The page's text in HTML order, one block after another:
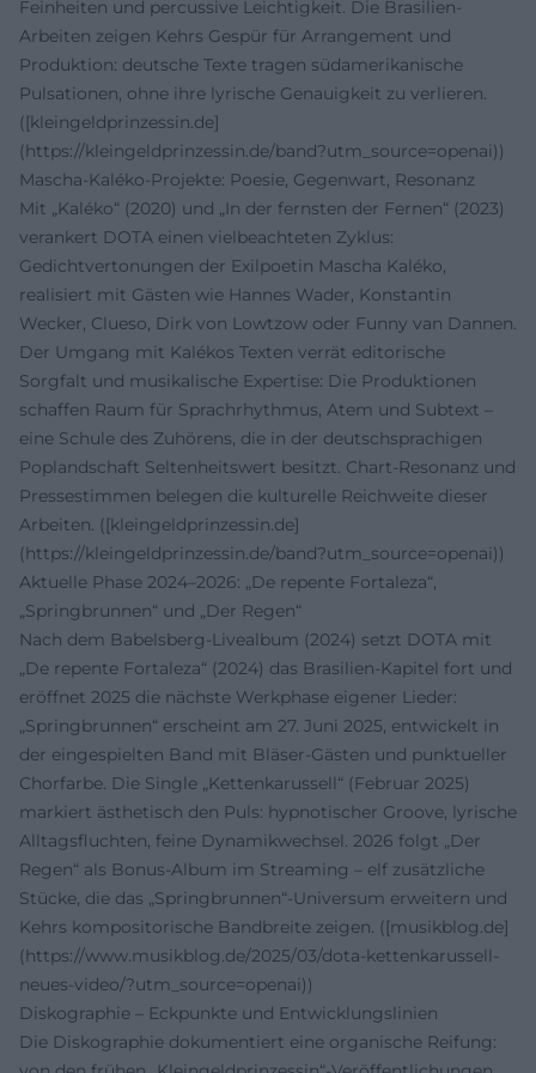
Feinheiten und percussive Leichtigkeit. Die Brasilien-
Arbeiten zeigen Kehrs Gespür für Arrangement und
Produktion: deutsche Texte tragen südamerikanische
Pulsationen, ohne ihre lyrische Genauigkeit zu verlieren.
([kleingeldprinzessin.de]
(https://kleingeldprinzessin.de/band?utm_source=openai))
Mascha-Kaléko-Projekte: Poesie, Gegenwart, Resonanz
Mit „Kaléko“ (2020) und „In der fernsten der Fernen“ (2023)
verankert DOTA einen vielbeachteten Zyklus:
Gedichtvertonungen der Exilpoetin Mascha Kaléko,
realisiert mit Gästen wie Hannes Wader, Konstantin
Wecker, Clueso, Dirk von Lowtzow oder Funny van Dannen.
Der Umgang mit Kalékos Texten verrät editorische
Sorgfalt und musikalische Expertise: Die Produktionen
schaffen Raum für Sprachrhythmus, Atem und Subtext –
eine Schule des Zuhörens, die in der deutschsprachigen
Poplandschaft Seltenheitswert besitzt. Chart-Resonanz und
Pressestimmen belegen die kulturelle Reichweite dieser
Arbeiten. ([kleingeldprinzessin.de]
(https://kleingeldprinzessin.de/band?utm_source=openai))
Aktuelle Phase 2024–2026: „De repente Fortaleza“,
„Springbrunnen“ und „Der Regen“
Nach dem Babelsberg-Livealbum (2024) setzt DOTA mit
„De repente Fortaleza“ (2024) das Brasilien-Kapitel fort und
eröffnet 2025 die nächste Werkphase eigener Lieder:
„Springbrunnen“ erscheint am 27. Juni 2025, entwickelt in
der eingespielten Band mit Bläser-Gästen und punktueller
Chorfarbe. Die Single „Kettenkarussell“ (Februar 2025)
markiert ästhetisch den Puls: hypnotischer Groove, lyrische
Alltagsfluchten, feine Dynamikwechsel. 2026 folgt „Der
Regen“ als Bonus-Album im Streaming – elf zusätzliche
Stücke, die das „Springbrunnen“-Universum erweitern und
Kehrs kompositorische Bandbreite zeigen. ([musikblog.de]
(https://www.musikblog.de/2025/03/dota-kettenkarussell-
neues-video/?utm_source=openai))
Diskographie – Eckpunkte und Entwicklungslinien
Die Diskographie dokumentiert eine organische Reifung: